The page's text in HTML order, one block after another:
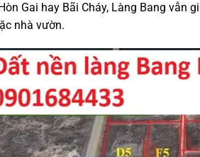
Gai hay Bãi Cháy, Làng Bang vẫn
nhà vườn.